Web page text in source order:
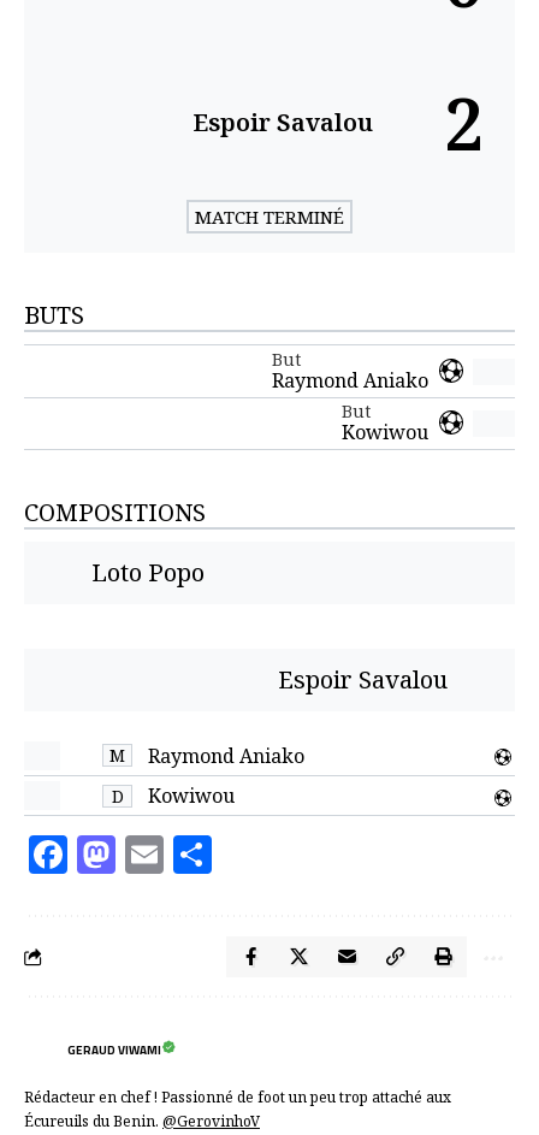
Espoir Savalou 2
MATCH TERMINÉ
BUTS
But
Raymond Aniako
But
Kowiwou
COMPOSITIONS
Loto Popo
Espoir Savalou
M Raymond Aniako
D Kowiwou
Facebook
Mastodon
Email
GERAUD VIWAMI
Rédacteur en chef ! Passionné de foot un peu trop attaché aux
Écureuils du Benin. @GerovinhoV